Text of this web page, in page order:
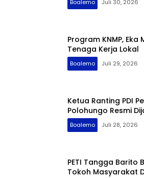
Boalemo Juli 30, 2026
Program KNMP, Eka
Tenaga Kerja Lokal
Boalemo Juli 29, 2026
Ketua Ranting PDI
Polohungo Resmi
Boalemo Juli 28, 2026
PETI Tangga Barito
Tokoh Masyarakat